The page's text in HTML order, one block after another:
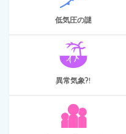
低気圧の謎
異常気象?!